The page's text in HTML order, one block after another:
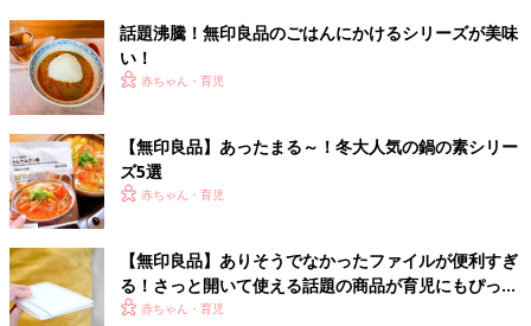
話題沸騰！無印良品のごはんにかけるシリーズが美味
い！
赤ちゃん・育児
【無印良品】あったまる～！冬大人気の鍋の素シリー
ズ5選
赤ちゃん・育児
【無印良品】ありそうでなかったファイルが便利すぎ
る！さっと開いて使える話題の商品が育児にもぴった
り 赤ちゃん・育児